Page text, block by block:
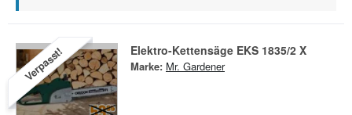
Verpasst! Elektro-Kettensäge EKS 1835/2 X
Marke: Mr. Gardener